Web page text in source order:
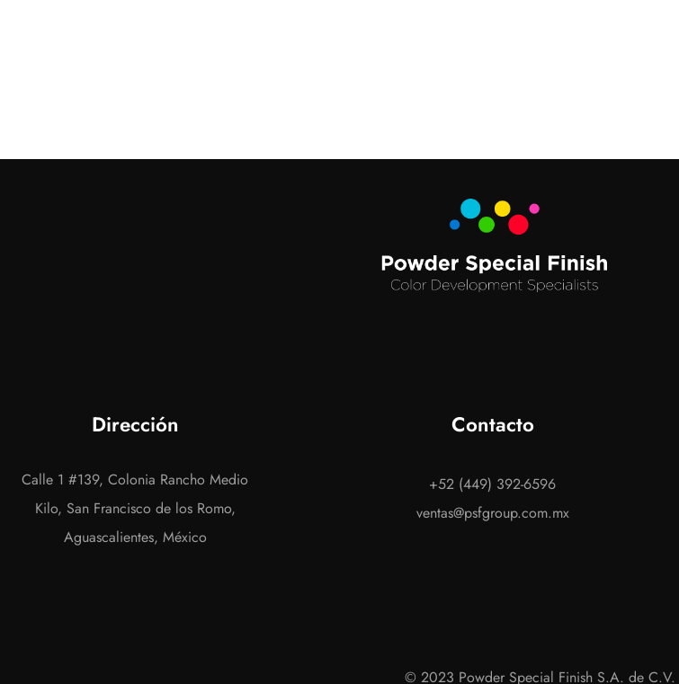
Dirección
Calle 1 #139, Colonia Rancho Medio
Kilo, San Francisco de los Romo,
Aguascalientes, México
Contacto
+52 (449) 392-6596
ventas@psfgroup.com.mx
© 2023 Powder Special Finish S.A. de C.V.